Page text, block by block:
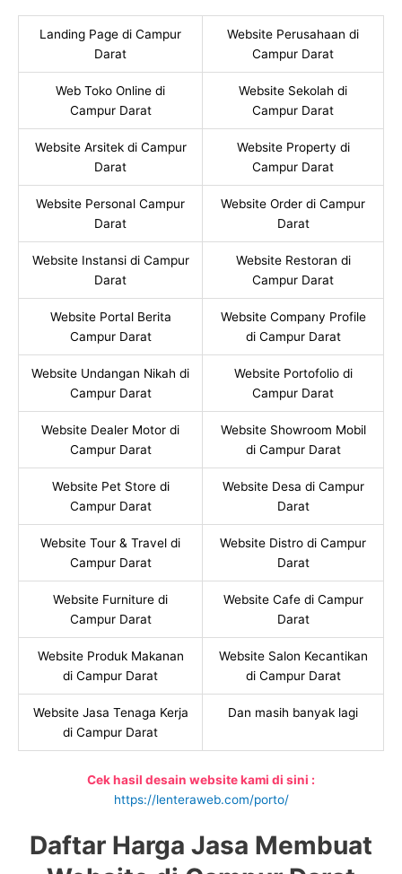
Landing Page di Campur
Darat
Website Perusahaan di
Campur Darat
Web Toko Online di
Campur Darat
Website Sekolah di
Campur Darat
Website Arsitek di Campur
Darat
Website Property di
Campur Darat
Website Personal Campur
Darat
Website Order di Campur
Darat
Website Instansi di Campur
Darat
Website Restoran di
Campur Darat
Website Portal Berita
Campur Darat
Website Company Profile
di Campur Darat
Website Undangan Nikah di
Campur Darat
Website Portofolio di
Campur Darat
Website Dealer Motor di
Campur Darat
Website Showroom Mobil
di Campur Darat
Website Pet Store di
Campur Darat
Website Desa di Campur
Darat
Website Tour & Travel di
Campur Darat
Website Distro di Campur
Darat
Website Furniture di
Campur Darat
Website Cafe di Campur
Darat
Website Produk Makanan
di Campur Darat
Website Salon Kecantikan
di Campur Darat
Website Jasa Tenaga Kerja
di Campur Darat
Dan masih banyak lagi
Cek hasil desain website kami di sini :
https://lenteraweb.com/porto/
Daftar Harga Jasa Membuat